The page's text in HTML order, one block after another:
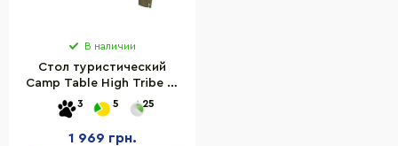
В наличии
Стол туристический
Camp Table High Tribe T-
EF-0004-olive, до 70 кг
3 5 25
1 969 грн.